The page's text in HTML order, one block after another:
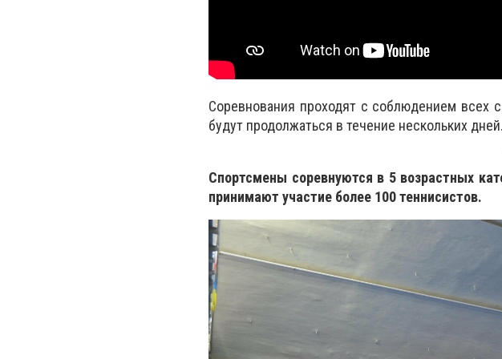
Соревнования проходят с соблюдением всех
будут продолжаться в течение нескольких дней.
Спортсмены соревнуются в 5 возрастных
принимают участие более 100 теннисистов.